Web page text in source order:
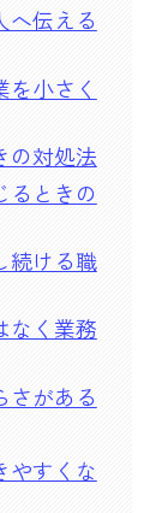
へ伝える
小さく
の対処法
るときの
続ける職
なく業務
さがある
やすくな